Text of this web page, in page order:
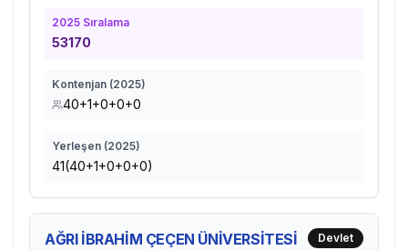
2025 Sıralama
53170
Kontenjan (2025)
40+1+0+0+0
Yerleşen (2025)
41(40+1+0+0+0)
AĞRI İBRAHİM ÇEÇEN ÜNİVERSİTESİ Devlet